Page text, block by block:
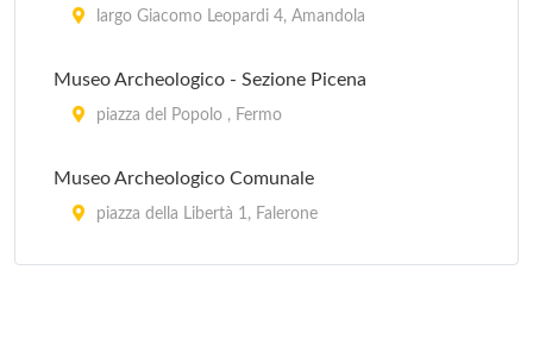
largo Giacomo Leopardi 4, Amandola
Museo Archeologico - Sezione Picena
piazza del Popolo , Fermo
Museo Archeologico Comunale
piazza della Libertà 1, Falerone